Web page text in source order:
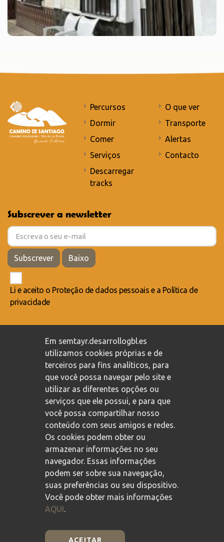
Percursos
Dormir
Comer
Serviços
Descarregar
tracks
O que ver
Transporte
Alertas
Contacto
Subscrever a newsletter
Subscrever Baixo
Li e aceito o Proteção de dados pessoais e a Política de
privacidade
Política de privacidade
/ Política de cookies
Em semtayr.desarrollogbl.es
utilizamos cookies próprias e de
terceiros para fins analíticos, para
que você possa navegar pelo site e
utilizar as diferentes opções ou
serviços que ele possui, e para que
você possa compartilhar nosso
conteúdo com seus amigos e redes.
Os cookies podem obter ou
armazenar informações no seu
navegador. Essas informações
podem ser sobre sua navegação,
suas preferências ou seu dispositivo.
Você pode obter mais informações
AQUI.
ACEITAR